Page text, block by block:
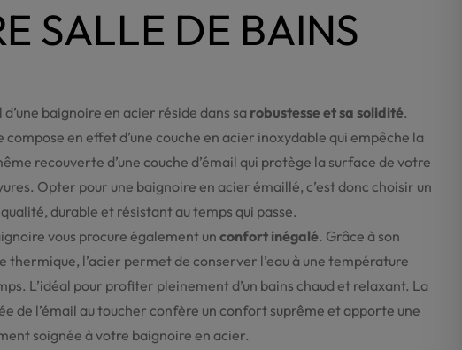
SALLE DE BAINS
baignoire en acier réside dans sa robustesse et sa solidité.
compose en effet d’une couche en acier inoxydable qui empêche la
recouverte d’une couche d’émail qui protège la surface de votre
Opter pour une baignoire en acier émaillé, c’est donc choisir un
durable et résistant au temps qui passe.
vous procure également un confort inégalé. Grâce à son
l’acier permet de conserver l’eau à une température
L’idéal pour profiter pleinement d’un bains chaud et relaxant. La
de l’émail au toucher confère un confort suprême et apporte une
soignée à votre baignoire en acier.